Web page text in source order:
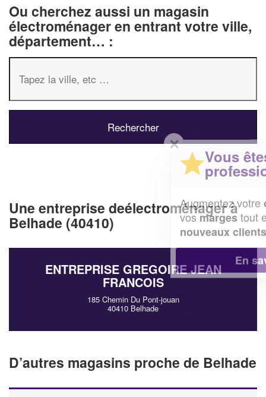
Ou cherchez aussi un magasin
électroménager en entrant votre ville,
département… :
Une entreprise deélectroménager à
Belhade (40410)
ENTREPRISE GREGOIRE JEAN
FRANCOIS
185 Chemin Du Pont-jouan
40410 Belhade
D’autres magasins proche de Belhade
✕
Vous êtes un
professionnel ?
Augmentez votrechiffre d'affaireset
vosmargestout en gagnant de
nouveaux clients